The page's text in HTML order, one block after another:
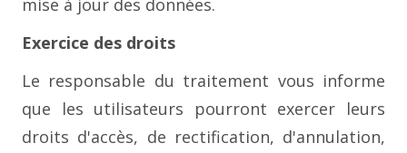
mise à jour des données.
Exercice des droits
Le responsable du traitement vous informe
que les utilisateurs pourront exercer leurs
droits d'accès, de rectification, d'annulation,